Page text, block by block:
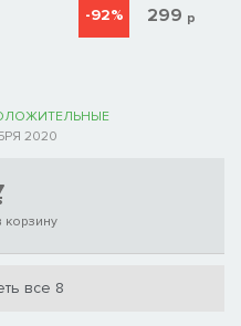
2020
-92% 299 р
корзину
все 8